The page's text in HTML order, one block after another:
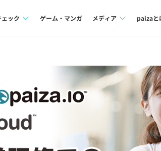
ック
果一覧
ンジ結果一覧
ゲーム・マンガ メディア
paiza times
note
paizaと